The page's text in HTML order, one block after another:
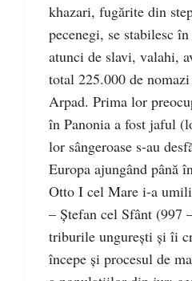
khazari, fugărite din
pecenegi, se stabilesc
atunci de slavi, valahi,
total 225.000 de
Arpad. Prima lor
în Panonia a fost jaful
lor sângeroase s-au
Europa ajungând până
Otto I cel Mare i-a
– Ştefan cel Sfânt (997
triburile ungureşti şi îi
începe şi procesul de